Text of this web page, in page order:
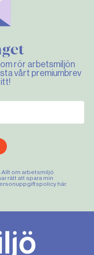
rör arbetsmiljön
vårt premiumbrev
Allt om arbetsmiljö
rätt att spara min
här.